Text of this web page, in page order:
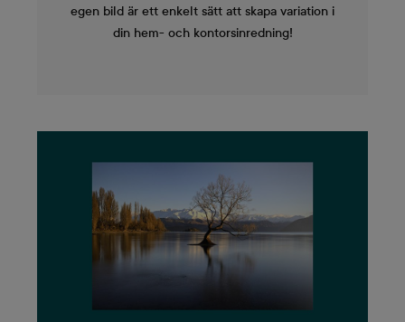
egen bild är ett enkelt sätt att skapa variation i
din hem- och kontorsinredning!